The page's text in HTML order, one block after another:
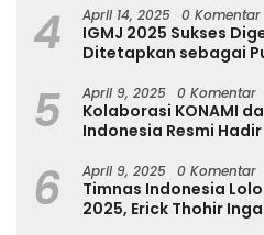
4 April 14, 2025 0 Komentar
IGMJ 2025 Sukses
Ditetapkan sebagai
5 April 9, 2025 0 Komentar
Kolaborasi KONAMI
Indonesia Resmi
6 April 9, 2025 0 Komentar
Timnas Indonesia
2025, Erick Thohir